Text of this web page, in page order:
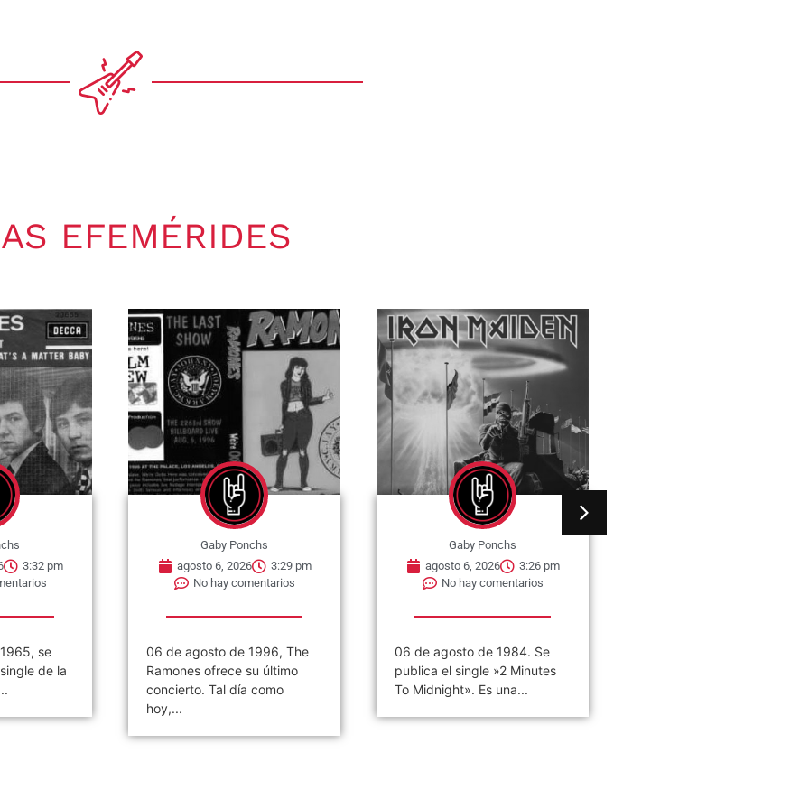
EFEMÉRIDES
3:32 pm
se
de la
Gaby Ponchs
agosto 6, 2026
3:29 pm
No hay comentarios
06 de agosto de 1996, The
Ramones ofrece su último
concierto. Tal día como
hoy,...
Gaby Ponchs
agosto 6, 2026
3:26 pm
No hay comentarios
06 de agosto de 1984. Se
publica el single »2 Minutes
To Midnight». Es una...